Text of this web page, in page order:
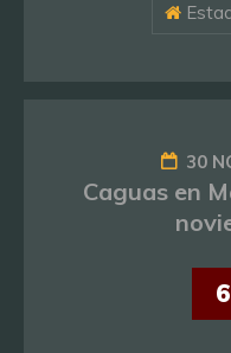
30
Caguas en
6